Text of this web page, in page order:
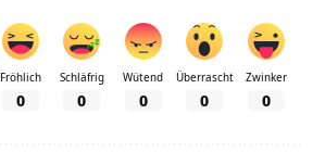
Fröhlich
0
Schläfrig
0
Wütend
0
Überrascht
0
Zwinker
0